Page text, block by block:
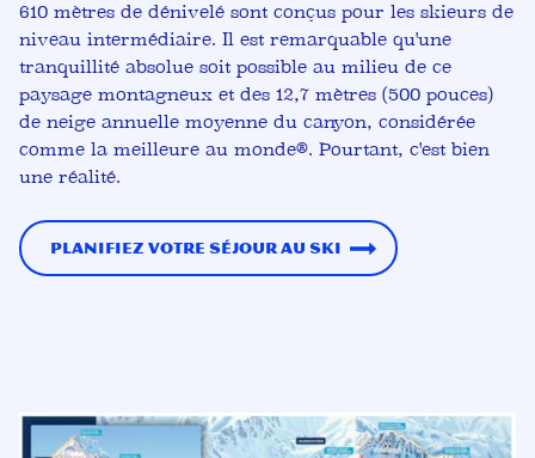
610 mètres de dénivelé sont conçus pour les skieurs de
niveau intermédiaire. Il est remarquable qu'une
tranquillité absolue soit possible au milieu de ce
paysage montagneux et des 12,7 mètres (500 pouces)
de neige annuelle moyenne du canyon, considérée
comme la meilleure au monde®. Pourtant, c'est bien
une réalité.
Planifiez votre séjour au ski